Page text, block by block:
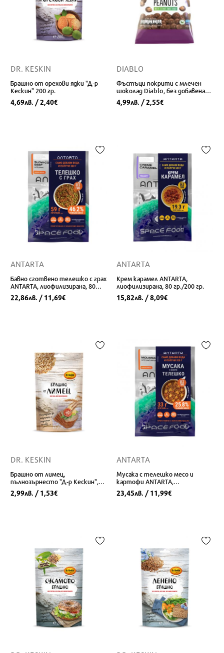
DR. KESKIN
Брашно от орехови ядки "Д-р
Кескин" 200 гр.
4,69лв. / 2,40€
DIABLO
Фъстъци покрити с млечен
шоколад Diablo, без добавена
захар, 40 g
4,99лв. / 2,55€
ANTARTA
Бавно сготвено телешко с грах
ANTARTA, лиофилизирана, 80
гр./360 гр.
22,86лв. / 11,69€
ANTARTA
Крем карамел ANTARTA,
лиофилизирана, 80 гр./200 гр.
15,82лв. / 8,09€
DR. KESKIN
Брашно от лимец,
пълнозърнесто "Д-р Кескин",
250 гр.
2,99лв. / 1,53€
ANTARTA
Мусака с телешко месо и
картофи ANTARTA,
лиофилизирана, 80 гр./320 гр.
23,45лв. / 11,99€